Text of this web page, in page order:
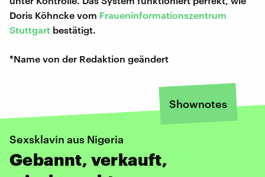
Doris Köhncke vom Fraueninformationszentrum
Stuttgart bestätigt.
*Name von der Redaktion geändert
Shownotes
Sexsklavin aus Nigeria
Gebannt, verkauft,